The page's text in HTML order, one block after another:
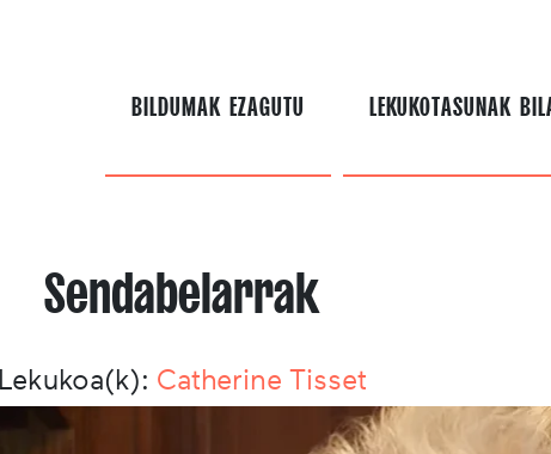
BILDUMAK EZAGUTU LEKUKOTASUNAK
Sendabelarrak
Lekukoa(k): Catherine Tisset